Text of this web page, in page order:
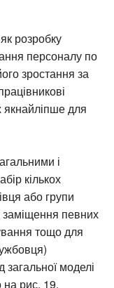
розробку
персоналу по
зростання за
якнайліпше для
і
кількох
або групи
заміщення певних
тощо для
моделі
на рис. 19.